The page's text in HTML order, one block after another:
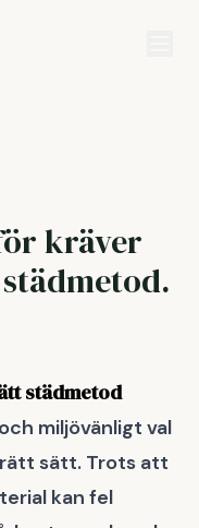
kräver
städmetod
miljövänligt val
sätt. Trots att
kan fel